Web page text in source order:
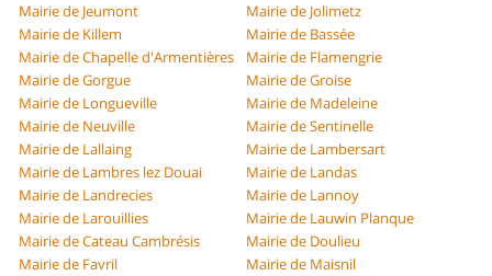
Mairie de Jeumont
Mairie de Jolimetz
Mairie de Killem
Mairie de Bassée
Mairie de Chapelle d'Armentières
Mairie de Flamengrie
Mairie de Gorgue
Mairie de Groise
Mairie de Longueville
Mairie de Madeleine
Mairie de Neuville
Mairie de Sentinelle
Mairie de Lallaing
Mairie de Lambersart
Mairie de Lambres lez Douai
Mairie de Landas
Mairie de Landrecies
Mairie de Lannoy
Mairie de Larouillies
Mairie de Lauwin Planque
Mairie de Cateau Cambrésis
Mairie de Doulieu
Mairie de Favril
Mairie de Maisnil